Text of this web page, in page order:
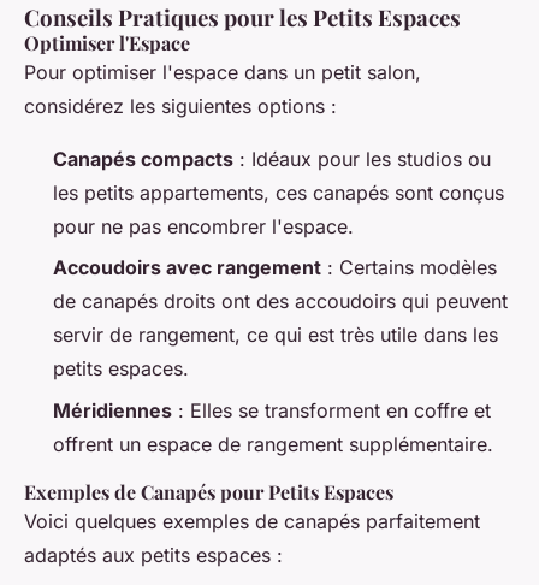
Conseils Pratiques pour les Petits Espaces
Optimiser l'Espace
Pour optimiser l'espace dans un petit salon,
considérez les siguientes options :
Canapés compacts : Idéaux pour les studios ou
les petits appartements, ces canapés sont conçus
pour ne pas encombrer l'espace.
Accoudoirs avec rangement : Certains modèles
de canapés droits ont des accoudoirs qui peuvent
servir de rangement, ce qui est très utile dans les
petits espaces.
Méridiennes : Elles se transforment en coffre et
offrent un espace de rangement supplémentaire.
Exemples de Canapés pour Petits Espaces
Voici quelques exemples de canapés parfaitement
adaptés aux petits espaces :